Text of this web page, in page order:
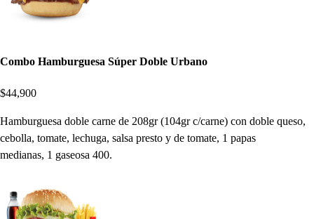
Combo Hamburguesa Súper Doble Urbano
$44,900
Hamburguesa doble carne de 208gr (104gr c/carne) con doble queso,
cebolla, tomate, lechuga, salsa presto y de tomate, 1 papas
medianas, 1 gaseosa 400.